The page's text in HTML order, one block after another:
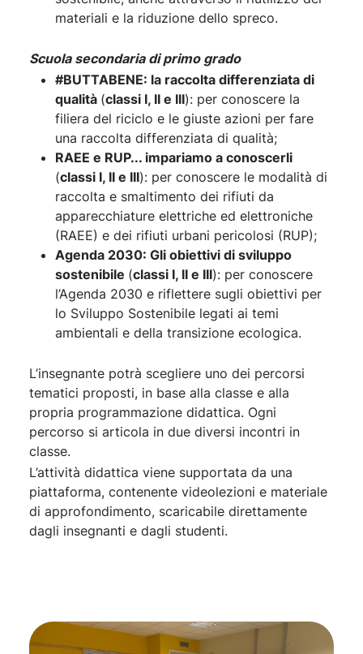
materiali e la riduzione dello spreco.
Scuola secondaria di primo grado
#BUTTABENE: la raccolta differenziata di
qualità (classi I, II e III): per conoscere la
filiera del riciclo e le giuste azioni per fare
una raccolta differenziata di qualità;
RAEE e RUP... impariamo a conoscerli
(classi I, II e III): per conoscere le modalità di
raccolta e smaltimento dei rifiuti da
apparecchiature elettriche ed elettroniche
(RAEE) e dei rifiuti urbani pericolosi (RUP);
Agenda 2030: Gli obiettivi di sviluppo
sostenibile (classi I, II e III): per conoscere
l’Agenda 2030 e riflettere sugli obiettivi per
lo Sviluppo Sostenibile legati ai temi
ambientali e della transizione ecologica.
L’insegnante potrà scegliere uno dei percorsi
tematici proposti, in base alla classe e alla
propria programmazione didattica. Ogni
percorso si articola in due diversi incontri in
classe.
L’attività didattica viene supportata da una
piattaforma, contenente videolezioni e materiale
di approfondimento, scaricabile direttamente
dagli insegnanti e dagli studenti.